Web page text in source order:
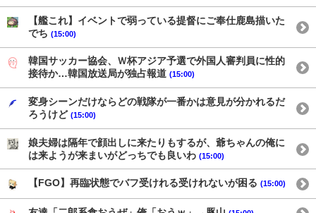
【艦これ】イベントで弱っている提督にご奉仕鹿島描いた
でち (15:00)
韓国サッカー協会、Ｗ杯アジア予選で外国人審判員に性的
接待か…韓国放送局が独占報道 (15:00)
変身シーンだけならどの戦隊が一番かは意見が分かれるだ
ろうけど (15:00)
娘夫婦は隔年で顔出しに来たりもするが、爺ちゃんの俺に
は来ようが来まいがどっちでも良いわ (15:00)
【FGO】再臨状態でバフ受けれる受けれないが困る (15:00)